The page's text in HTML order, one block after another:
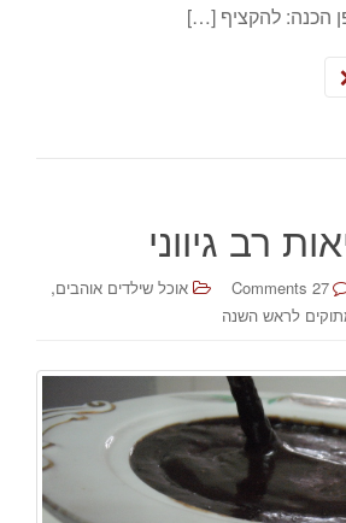
הכנה: להקציף […]
רב גיווני
27 Comments אוכל שילדים אוהבים,
לראש השנה